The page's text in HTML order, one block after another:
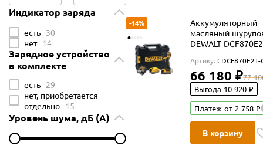
Индикатор заряда
есть 30
нет 14
Зарядное устройство
в комплекте
есть 29
нет, приобретается
отдельно 15
Уровень шума, дБ (А)
-14%
Аккумуляторный
масляный
DEWALT
2 АКБ 1.7 Ач и ЗУ,
кейсе TSTAK
(DCF870E2T-QW)
Артикул: DCF870E2T-
66 180 ₽77
Выгода 10 920 ₽
Платеж от 2 758 ₽
В корзину